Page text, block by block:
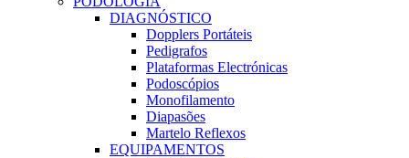
DIAGNÓSTICO
Dopplers Portáteis
Pedigrafos
Plataformas Electrónicas
Podoscópios
Monofilamento
Diapasões
Martelo Reflexos
EQUIPAMENTOS